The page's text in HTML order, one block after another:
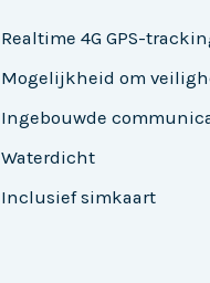
Realtime 4G GPS-
Mogelijkheid om
Ingebouwde
Waterdicht
Inclusief simkaart